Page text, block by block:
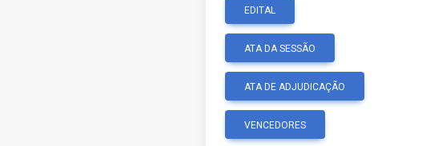
EDITAL
ATA DA SESSÃO
ATA DE ADJUDICAÇÃO
VENCEDORES